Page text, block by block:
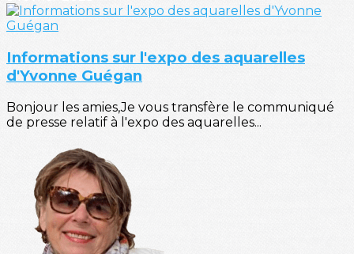
Informations sur l'expo des aquarelles
d'Yvonne Guégan
Bonjour les amies,Je vous transfère le communiqué
de presse relatif à l'expo des aquarelles...